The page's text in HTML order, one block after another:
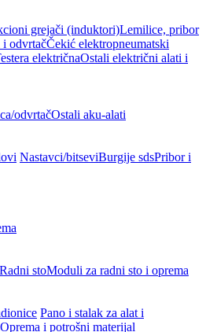
grejači (induktori)Lemilice, pribor
i odvrtačČekić elektropneumatski
električnaOstali električni alati i
odvrtačOstali aku-alati
Nastavci/bitseviBurgije sdsPribor i
Radni stoModuli za radni sto i oprema
Pano i stalak za alat i
Oprema i potrošni materijal